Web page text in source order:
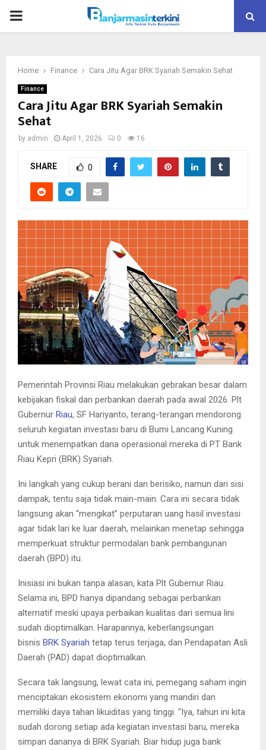
P
M
M
N
U
Home Finance Cara Jitu Agar BRK Syariah Semakin Sehat
Finance
Cara Jitu Agar BRK Syariah Semakin
Sehat
by admin April 1, 2026 0 16
SHARE 0
Pemerintah Provinsi Riau melakukan gebrakan besar dalam
kebijakan fiskal dan perbankan daerah pada awal 2026. Plt
Gubernur Riau, SF Hariyanto, terang-terangan mendorong
seluruh kegiatan investasi baru di Bumi Lancang Kuning
untuk menempatkan dana operasional mereka di PT Bank
Riau Kepri (BRK) Syariah.
Ini langkah yang cukup berani dan berisiko, namun dari sisi
dampak, tentu saja tidak main-main. Cara ini secara tidak
langsung akan “mengikat” perputaran uang hasil investasi
agar tidak lari ke luar daerah, melainkan menetap sehingga
memperkuat struktur permodalan bank pembangunan
daerah (BPD) itu.
Inisiasi ini bukan tanpa alasan, kata Plt Gubernur Riau.
Selama ini, BPD hanya dipandang sebagai perbankan
alternatif meski upaya perbaikan kualitas dari semua lini
sudah dioptimalkan. Harapannya, keberlangsungan
bisnis BRK Syariah tetap terus terjaga, dan Pendapatan Asli
Daerah (PAD) dapat dioptimalkan.
Secara tak langsung, lewat cata ini, pemegang saham ingin
menciptakan ekosistem ekonomi yang mandiri dan
memiliki daya tahan likuiditas yang tinggi. “Iya, tahun ini kita
sudah dorong setiap ada kegiatan investasi baru, mereka
simpan dananya di BRK Syariah. Biar hidup juga bank